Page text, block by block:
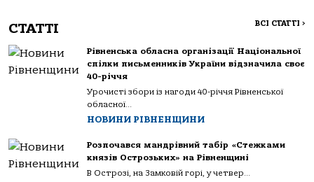
СТАТТІ ВСІ СТАТТІ >
Рівненська обласна організації Національної
спілки письменників України відзначила своє
40-річчя
Урочисті збори із нагоди 40-річчя Рівненської
обласної...
НОВИНИ РІВНЕНЩИНИ
Розпочався мандрівний табір «Стежками
князів Острозьких» на Рівненщині
В Острозі, на Замковій горі, у четвер...